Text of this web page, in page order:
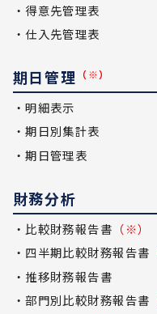
・得意先管理表
・仕入先管理表
期日管理 （※）
・明細表示
・期日別集計表
・期日管理表
財務分析
・比較財務報告書 （※）
・四半期比較財務報告書
・推移財務報告書
・部門別比較財務報告書